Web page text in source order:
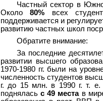
Частный сектор в
Около80% всех
поддерживается и
развитию частных школ
Обратите внимание:
За последние
развитии высшего
1970-1980 гг. были на
численность студентов
г. до 15 млн. в 1990 г. т.
подняласьс 49 местав